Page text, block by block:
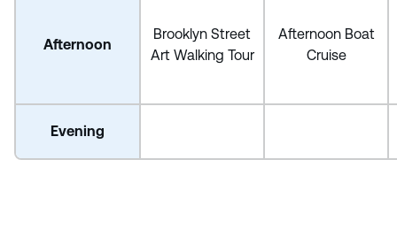
Afternoon
Brooklyn Street
Art Walking Tour
Afternoon Boat
Cruise
Evening